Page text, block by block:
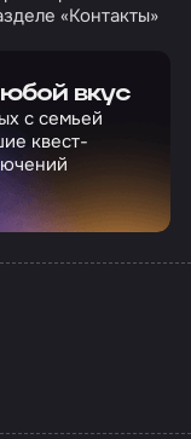
«Контакты»
вкус
с семьей
квест-